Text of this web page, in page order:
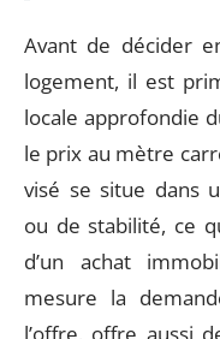
Avant de décider
logement, il est
locale approfondie
le prix au mètre
visé se situe dans
ou de stabilité, ce
d’un achat
mesure la
l’offre, offre aussi